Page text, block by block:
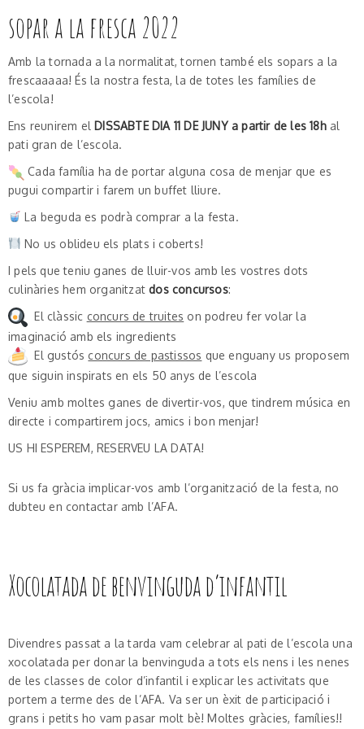
sopar a la fresca 2022
Amb la tornada a la normalitat, tornen també els sopars a la
frescaaaaa! És la nostra festa, la de totes les famílies de
l’escola!
Ens reunirem el DISSABTE DIA 11 DE JUNY a partir de les 18hal
pati gran de l’escola.
Cada família ha de portar alguna cosa de menjar que es
pugui compartir i farem un buffet lliure.
La beguda es podrà comprar a la festa.
No us oblideu els plats i coberts!
I pels que teniu ganes de lluir-vos amb les vostres dots
culinàries hem organitzatdos concursos:
El clàssic concurs de truites on podreu fer volar la
imaginació amb els ingredients
El gustós concurs de pastissos que enguany us proposem
que siguin inspirats en els 50 anys de l’escola
Veniu amb moltes ganes de divertir-vos, que tindrem música en
directe i compartirem jocs, amics i bon menjar!
US HI ESPEREM, RESERVEU LA DATA!
Si us fa gràcia implicar-vos amb l’organització de la festa, no
dubteu en contactar amb l’AFA.
Xocolatada de benvinguda d’infantil
Divendres passat a la tarda vam celebrar al pati de l’escola una
xocolatada per donar la benvinguda a tots els nens i les nenes
de les classes de color d’infantil i explicar les activitats que
portem a terme des de l’AFA. Va ser un èxit de participació i
grans i petits ho vam pasar molt bè! Moltes gràcies, famílies!!